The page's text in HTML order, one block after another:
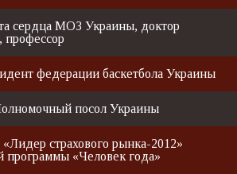
сердца МОЗ Украины, доктор
профессор
федерации баскетбола Украины
посол Украины
страхового рынка-2012»
программы «Человек года»